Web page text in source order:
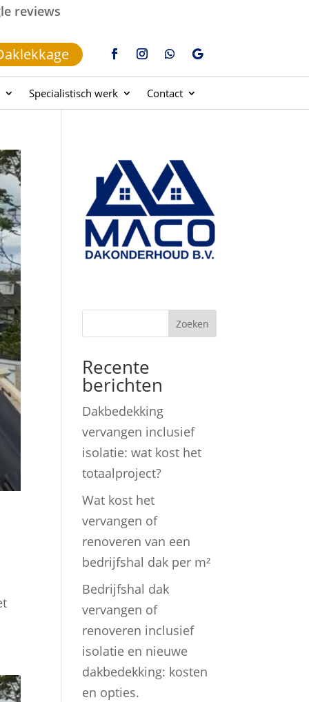
reviews
Specialistisch werk Contact
Zoeken
Recente
berichten
Dakbedekking
vervangen inclusief
isolatie: wat kost het
totaalproject?
Wat kost het
vervangen of
renoveren van een
bedrijfshal dak per m²
Bedrijfshal dak
vervangen of
renoveren inclusief
isolatie en nieuwe
dakbedekking: kosten
en opties.